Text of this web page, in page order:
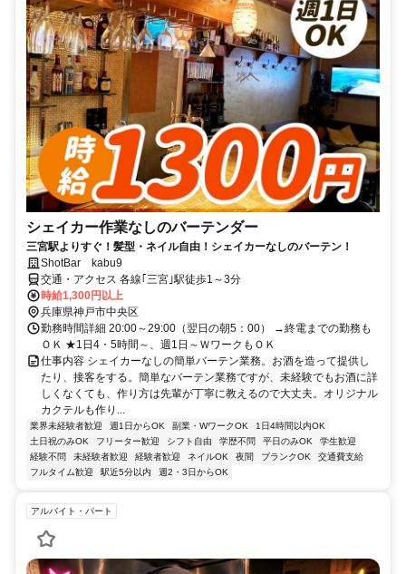
シェイカー作業なしのバーテンダー
三宮駅よりすぐ！髪型・ネイル自由！シェイカーなしのバーテン！
ShotBar kabu9
交通・アクセス 各線｢三宮｣駅徒歩1～3分
時給1,300円以上
兵庫県神戸市中央区
勤務時間詳細 20:00～29:00（翌日の朝5：00） →終電までの勤務も
ＯＫ ★1日4・5時間～、週1日～ＷワークもＯＫ
仕事内容 シェイカーなしの簡単バーテン業務。お酒を造って提供し
たり、接客をする。簡単なバーテン業務ですが、未経験でもお酒に詳
しくなくても、作り方は先輩が丁寧に教えるので大丈夫。オリジナル
カクテルも作り...
業界未経験者歓迎 週1日からOK 副業・WワークOK
1日4時間以内OK
土日祝のみOK
フリーター歓迎 シフト自由 学歴不問 平日のみOK
学生歓迎
経験不問
未経験者歓迎 経験者歓迎 ネイルOK 夜間 ブランクOK
交通費支給
フルタイム歓迎
駅近5分以内 週2・3日からOK
アルバイト・パート